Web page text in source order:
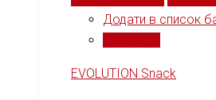
Додати в список
EVOLUTION Snack